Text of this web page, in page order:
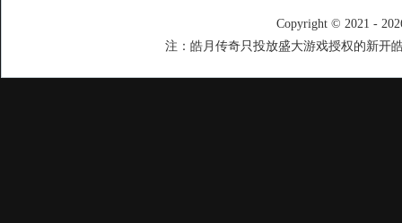
Copyright © 2021 -
注：皓月传奇只投放盛大游戏授权的新开